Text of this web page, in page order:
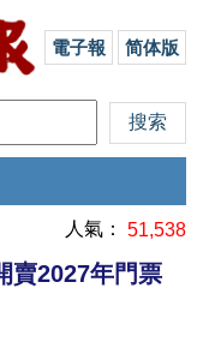
電子報 简体版
人氣： 51,538
賣2027年門票